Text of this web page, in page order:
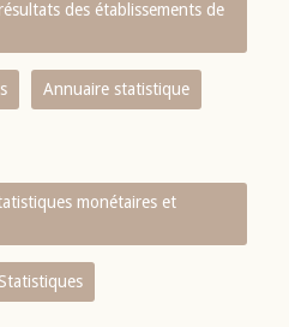
des établissements de
Annuaire statistique
monétaires et